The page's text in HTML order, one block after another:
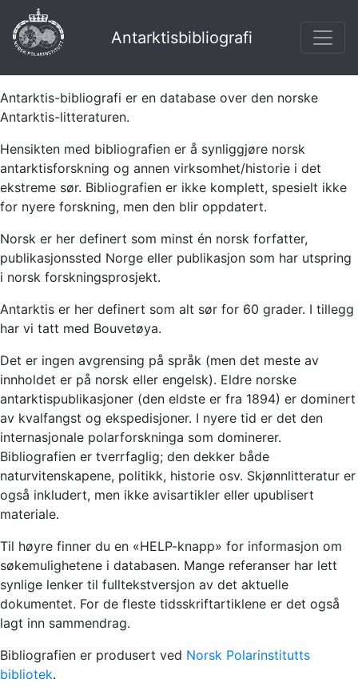
Antarktisbibliografi
Antarktis-bibliografi er en database over den norske
Antarktis-litteraturen.
Hensikten med bibliografien er å synliggjøre norsk
antarktisforskning og annen virksomhet/historie i det
ekstreme sør. Bibliografien er ikke komplett, spesielt ikke
for nyere forskning, men den blir oppdatert.
Norsk er her definert som minst én norsk forfatter,
publikasjonssted Norge eller publikasjon som har utspring
i norsk forskningsprosjekt.
Antarktis er her definert som alt sør for 60 grader. I tillegg
har vi tatt med Bouvetøya.
Det er ingen avgrensing på språk (men det meste av
innholdet er på norsk eller engelsk). Eldre norske
antarktispublikasjoner (den eldste er fra 1894) er dominert
av kvalfangst og ekspedisjoner. I nyere tid er det den
internasjonale polarforskninga som dominerer.
Bibliografien er tverrfaglig; den dekker både
naturvitenskapene, politikk, historie osv. Skjønnlitteratur er
også inkludert, men ikke avisartikler eller upublisert
materiale.
Til høyre finner du en «HELP-knapp» for informasjon om
søkemulighetene i databasen. Mange referanser har lett
synlige lenker til fulltekstversjon av det aktuelle
dokumentet. For de fleste tidsskriftartiklene er det også
lagt inn sammendrag.
Bibliografien er produsert ved Norsk Polarinstitutts
bibliotek.